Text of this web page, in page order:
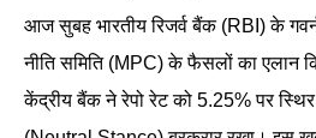
आज सुबह भारतीय रिजर्व बैंक (RBI) के
नीति समिति (MPC) के फैसलों का एलान
केंद्रीय बैंक ने रेपो रेट को 5.25% पर